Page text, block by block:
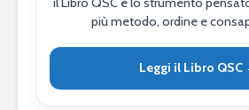
più metodo, ordine e
Leggi il Libro QSC